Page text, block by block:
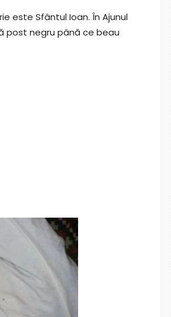
este Sfântul Ioan. În Ajunul
post negru până ce beau